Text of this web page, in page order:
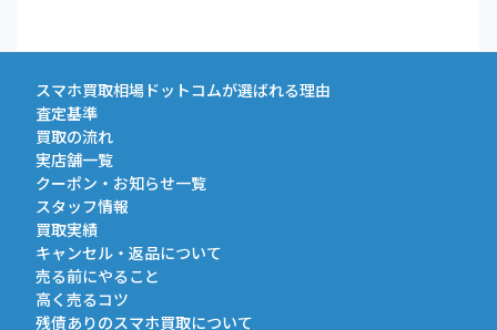
スマホ買取相場ドットコムが選ばれる理由
査定基準
買取の流れ
実店舗一覧
クーポン・お知らせ一覧
スタッフ情報
買取実績
キャンセル・返品について
売る前にやること
高く売るコツ
残債ありのスマホ買取について